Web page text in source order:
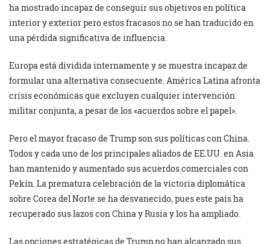
ha mostrado incapaz de conseguir sus objetivos en política
interior y exterior pero estos fracasos no se han traducido en
una pérdida significativa de influencia.
Europa está dividida internamente y se muestra incapaz de
formular una alternativa consecuente. América Latina afronta
crisis económicas que excluyen cualquier intervención
militar conjunta, a pesar de los «acuerdos sobre el papel».
Pero el mayor fracaso de Trump son sus políticas con China.
Todos y cada uno de los principales aliados de EE.UU. en Asia
han mantenido y aumentado sus acuerdos comerciales con
Pekín. La prematura celebración de la victoria diplomática
sobre Corea del Norte se ha desvanecido, pues este país ha
recuperado sus lazos con China y Rusia y los ha ampliado.
Las opciones estratégicas de Trump no han alcanzado sus